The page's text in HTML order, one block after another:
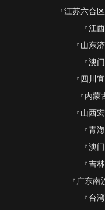
江苏六合
江
山东
澳
四川
内蒙
山西
青
澳
吉
广东南
台